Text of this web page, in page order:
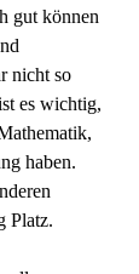
gut können
nicht so
es wichtig,
haben.
Platz.